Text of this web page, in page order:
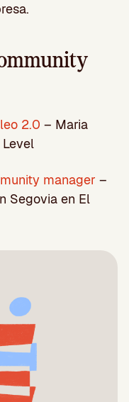
2.0 – Maria
manager –
Segovia en El